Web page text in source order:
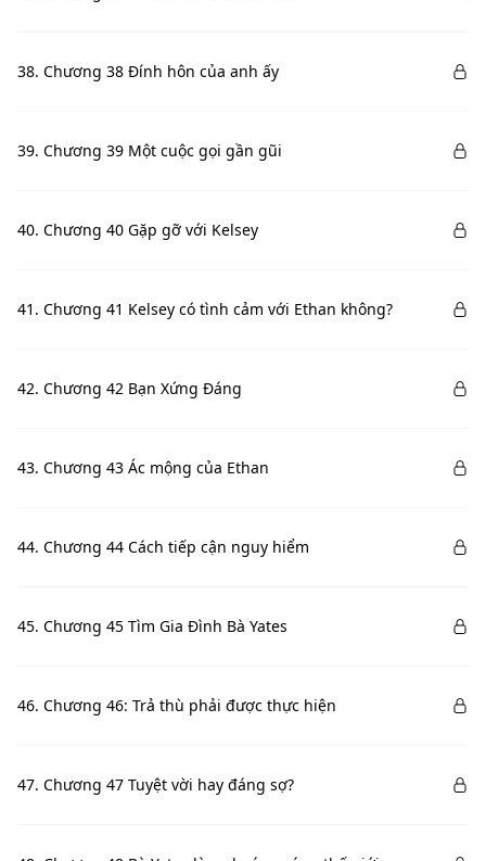
38. Chương 38 Đính hôn của anh ấy
39. Chương 39 Một cuộc gọi gần gũi
40. Chương 40 Gặp gỡ với Kelsey
41. Chương 41 Kelsey có tình cảm với Ethan không?
42. Chương 42 Bạn Xứng Đáng
43. Chương 43 Ác mộng của Ethan
44. Chương 44 Cách tiếp cận nguy hiểm
45. Chương 45 Tìm Gia Đình Bà Yates
46. Chương 46: Trả thù phải được thực hiện
47. Chương 47 Tuyệt vời hay đáng sợ?